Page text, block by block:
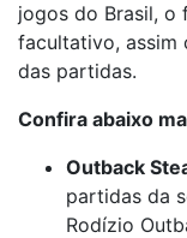
jogos do Brasil, o
facultativo, assim
das partidas.
Confira abaixo
Outback
partidas da
Rodízio